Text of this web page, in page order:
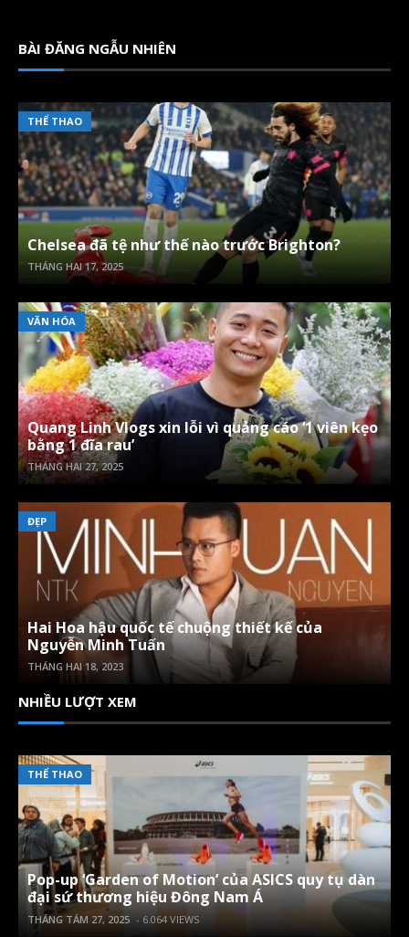
BÀI ĐĂNG NGẪU NHIÊN
THỂ THAO
Chelsea đã tệ như thế nào trước Brighton?
THÁNG HAI 17, 2025
VĂN HÓA
Quang Linh Vlogs xin lỗi vì quảng cáo ‘1 viên kẹo
bằng 1 đĩa rau’
THÁNG HAI 27, 2025
ĐẸP
Hai Hoa hậu quốc tế chuộng thiết kế của
Nguyễn Minh Tuấn
THÁNG HAI 18, 2023
NHIỀU LƯỢT XEM
THỂ THAO
Pop-up ‘Garden of Motion’ của ASICS quy tụ dàn
đại sứ thương hiệu Đông Nam Á
THÁNG TÁM 27, 2025 - 6.064 VIEWS